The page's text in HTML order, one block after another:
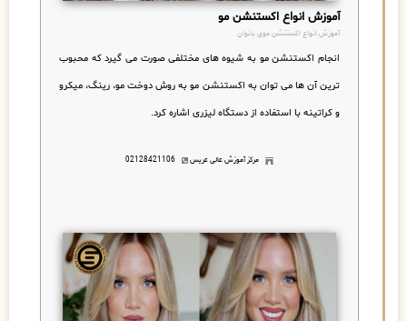
آموزش انواع اکستنشن مو
آموزش انواع اکستنشن موی بانوان
انجام اکستنشن مو به شیوه های مختلفی صورت می گیرد که محبوب
ترین آن ها می توان به اکستنشن مو به روش دوخت مو، رینگ، میکرو
و کراتینه با استفاده از دستگاه لیزری اشاره کرد.
مرکز آموزش عالی عریس 02128421106